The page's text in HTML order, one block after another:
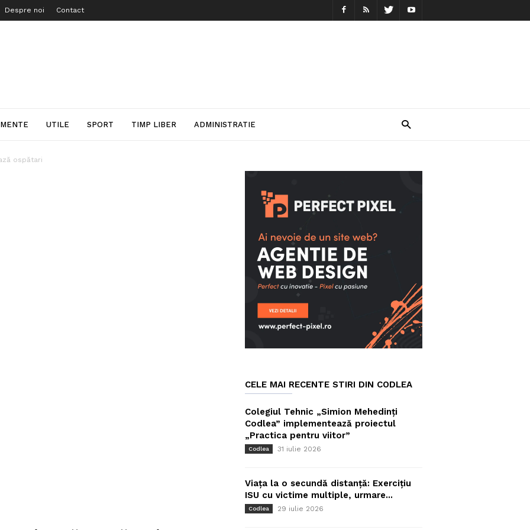
Despre noi Contact
UTILE SPORT TIMP LIBER ADMINISTRATIE
ospătari
CELE MAI RECENTE STIRI DIN CODLEA
Colegiul Tehnic „Simion Mehedinți
Codlea” implementează proiectul
„Practica pentru viitor”
Codlea 31 iulie 2026
Viața la o secundă distanță: Exercițiu
ISU cu victime multiple, urmare...
Codlea 29 iulie 2026